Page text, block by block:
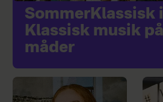
SommerKlassisk
Klassisk musik
måder